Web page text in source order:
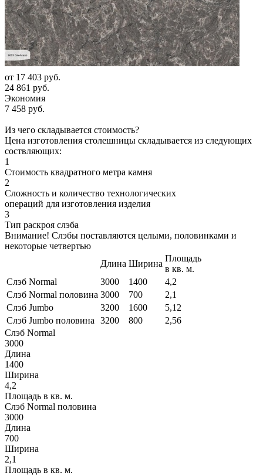
от 17 403 руб.
24 861 руб.
Экономия
7 458 руб.
Из чего складывается стоимость?
Цена изготовления столешницы складывается из следующих
соствляющих:
1
Стоимость квадратного метра камня
2
Сложность и количество технологических
операций для изготовления изделия
3
Тип раскроя слэба
Внимание! Слэбы поставляются целыми, половинками и
некоторые четвертью
Длина Ширина
Площадь
в кв. м.
Слэб Normal
3000 1400
4,2
Слэб Normal половина 3000 700
2,1
Слэб Jumbo
3200 1600
5,12
Слэб Jumbo половина
3200 800
2,56
Слэб Normal
3000
Длина
1400
Ширина
4,2
Площадь в кв. м.
Слэб Normal половина
3000
Длина
700
Ширина
2,1
Площадь в кв. м.